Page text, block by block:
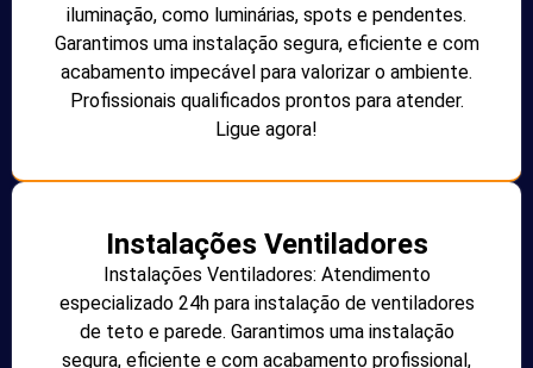
iluminação, como luminárias, spots e pendentes.
Garantimos uma instalação segura, eficiente e com
acabamento impecável para valorizar o ambiente.
Profissionais qualificados prontos para atender.
Ligue agora!
Instalações Ventiladores
Instalações Ventiladores: Atendimento
especializado 24h para instalação de ventiladores
de teto e parede. Garantimos uma instalação
segura, eficiente e com acabamento profissional,